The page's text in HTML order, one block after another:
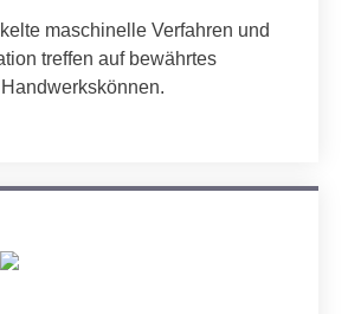
maschinelle Verfahren und
treffen auf bewährtes
Handwerkskönnen.